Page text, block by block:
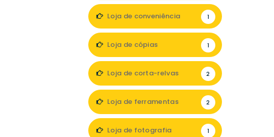
Loja de conveniência 1
Loja de cópias 1
Loja de corta-relvas 2
Loja de ferramentas 2
Loja de fotografia 1